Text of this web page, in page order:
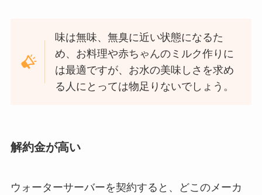
味は無味、無臭に近い状態になるた
め、お料理や赤ちゃんのミルク作りに
は最適ですが、お水の美味しさを求め
る人にとっては物足りないでしょう。
解約金が高い
ウォーターサーバーを契約すると、どこのメーカ